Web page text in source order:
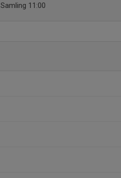
Samling 11:00